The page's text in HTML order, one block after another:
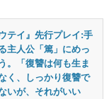
テイ』先行プレイ:手
主人公「篤」にめっ
。「復讐は何も生ま
く、しっかり復讐で
いが、それがいい